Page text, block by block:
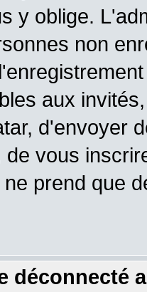
y oblige.
non
aux
d'envoyer
vous
prend que
déconnecté